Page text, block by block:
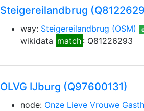
Steigereilandbrug
way: Steigereilandbrug (OSM)
wikidata match : Q81226293
OLVG IJburg (Q97600131)
node: Onze Lieve Vrouwe